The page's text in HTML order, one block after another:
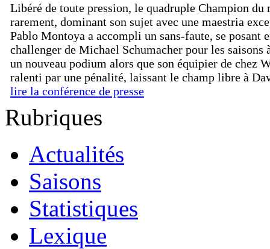
Libéré de toute pression, le quadruple Champion du
rarement, dominant son sujet avec une maestria
Pablo Montoya a accompli un sans-faute, se posant
challenger de Michael Schumacher pour les
un nouveau podium alors que son équipier de chez
ralenti par une pénalité, laissant le champ libre à
lire la conférence de presse
Rubriques
Actualités
Saisons
Statistiques
Lexique